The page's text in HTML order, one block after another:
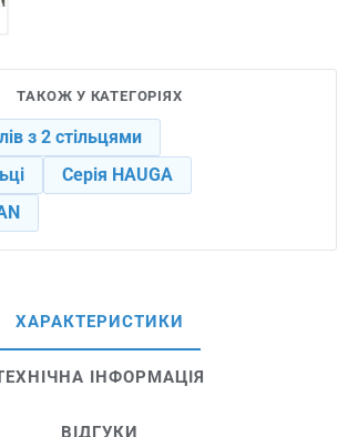
ТАКОЖ У КАТЕГОРІЯХ
з 2 стільцями
Серія HAUGA
ХАРАКТЕРИСТИКИ
ІНФОРМАЦІЯ
ВІДГУКИ